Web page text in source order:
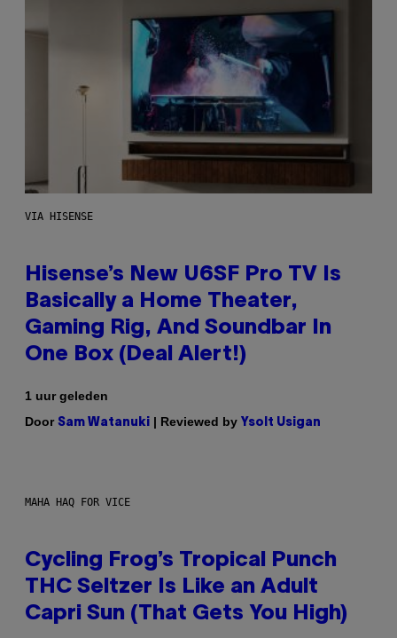
VIA HISENSE
Hisense’s New U6SF Pro TV Is
Basically a Home Theater,
Gaming Rig, And Soundbar In
One Box (Deal Alert!)
1 uur geleden
Door Sam Watanuki | Reviewed by Ysolt Usigan
MAHA HAQ FOR VICE
Cycling Frog’s Tropical Punch
THC Seltzer Is Like an Adult
Capri Sun (That Gets You High)